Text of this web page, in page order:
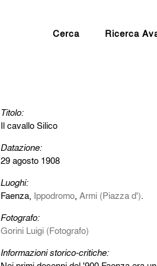
Cerca Ricerca
Titolo:
Il cavallo Silico
Datazione:
29 agosto 1908
Luoghi:
Faenza, Ippodromo, Armi (Piazza d').
Fotografo:
Gorini Luigi (Fotografo)
Informazioni storico-critiche: